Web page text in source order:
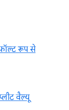
रूप से
वैल्यू